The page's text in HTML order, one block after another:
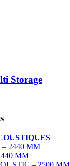
Storage
2440 MM
MM